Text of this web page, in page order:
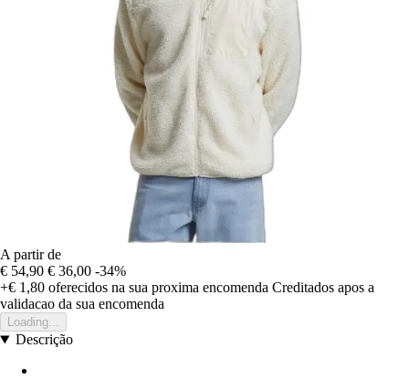
A partir de
€ 54,90 € 36,00 -34%
+€ 1,80 oferecidos na sua proxima encomenda Creditados apos a
validacao da sua encomenda
Loading...
Descrição